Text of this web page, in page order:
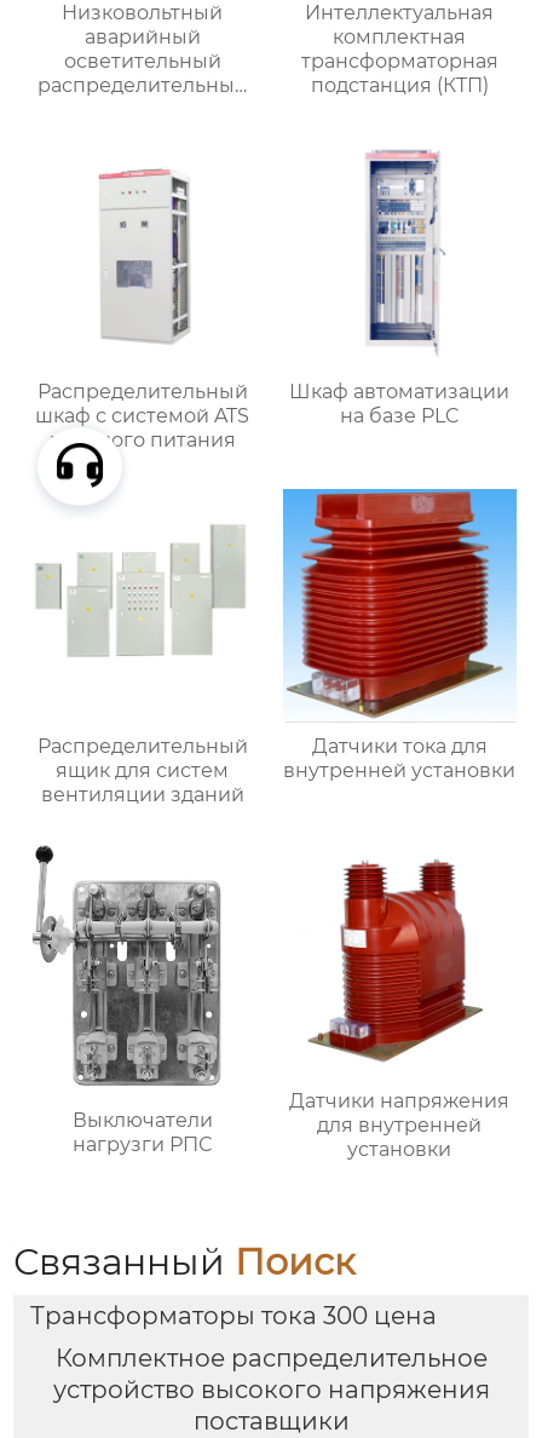
Низковольтный
аварийный
осветительный
распределительный
Интеллектуальная
комплектная
трансформаторная
подстанция (КТП)
Распределительный
шкаф с системой ATS
двойного питания
Шкаф автоматизации
на базе PLC
Распределительный
ящик для систем
вентиляции зданий
Датчики тока для
внутренней установки
Выключатели
нагрузги РПС
Датчики напряжения
для внутренней
установки
Связанный Поиск
Трансформаторы тока 300 цена
Комплектное распределительное
устройство высокого напряжения
поставщики